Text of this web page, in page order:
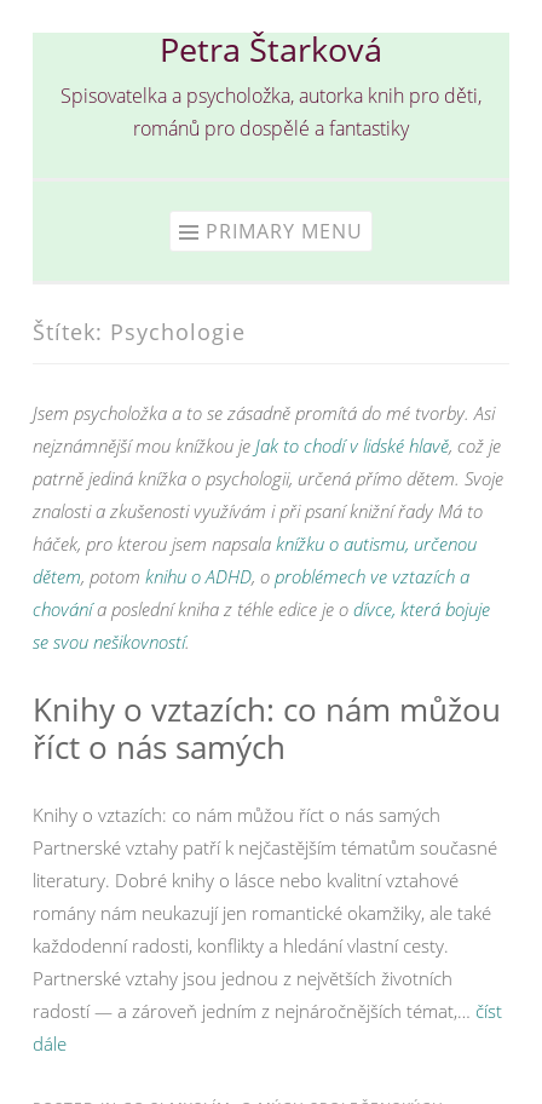
content
Petra Štarková
Spisovatelka a psycholožka, autorka knih pro děti,
románů pro dospělé a fantastiky
PRIMARY MENU
Štítek: Psychologie
Jsem psycholožka a to se zásadně promítá do mé tvorby. Asi
nejznámnější mou knížkou je Jak to chodí v lidské hlavě, což je
patrně jediná knížka o psychologii, určená přímo dětem. Svoje
znalosti a zkušenosti využívám i při psaní knižní řady Má to
háček, pro kterou jsem napsala knížku o autismu, určenou
dětem, potom knihu o ADHD, o problémech ve vztazích a
chovánía poslední kniha z téhle edice je o dívce, která bojuje
se svou nešikovností.
Knihy o vztazích: co nám můžou
říct o nás samých
Knihy o vztazích: co nám můžou říct o nás samých
Partnerské vztahy patří k nejčastějším tématům současné
literatury. Dobré knihy o lásce nebo kvalitní vztahové
romány nám neukazují jen romantické okamžiky, ale také
každodenní radosti, konflikty a hledání vlastní cesty.
Partnerské vztahy jsou jednou z největších životních
radostí — a zároveň jedním z nejnáročnějších témat,… číst
dále